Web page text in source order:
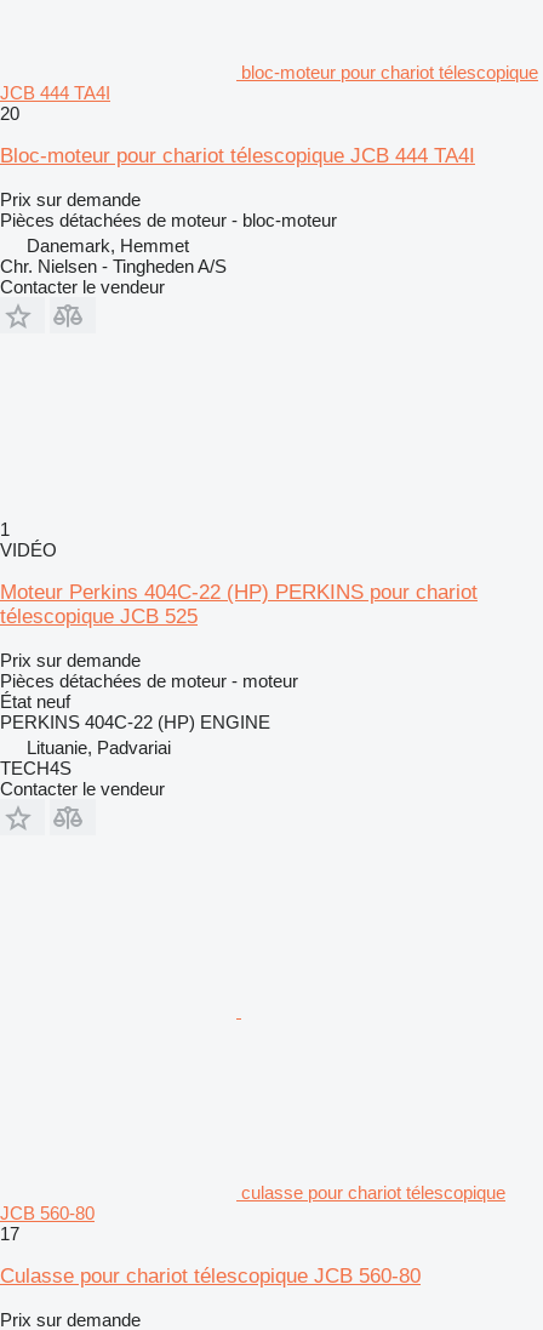
bloc-moteur pour chariot télescopique
JCB 444 TA4I
20
Bloc-moteur pour chariot télescopique JCB 444 TA4I
Prix sur demande
Pièces détachées de moteur - bloc-moteur
Danemark, Hemmet
Chr. Nielsen - Tingheden A/S
Contacter le vendeur
1
VIDÉO
Moteur Perkins 404C-22 (HP) PERKINS pour chariot
télescopique JCB 525
Prix sur demande
Pièces détachées de moteur - moteur
État neuf
PERKINS 404C-22 (HP) ENGINE
Lituanie, Padvariai
TECH4S
Contacter le vendeur
culasse pour chariot télescopique
JCB 560-80
17
Culasse pour chariot télescopique JCB 560-80
Prix sur demande